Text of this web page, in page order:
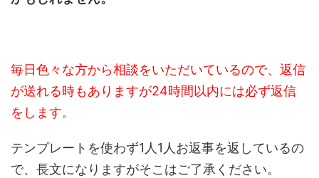
毎日色々な方から相談をいただいているので、返信
が送れる時もありますが24時間以内には必ず返信
をします。
テンプレートを使わず1人1人お返事を返しているの
で、長文になりますがそこはご了承ください。